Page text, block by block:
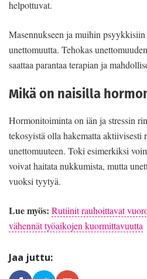
helpottuvat.
Masennukseen ja muihin
unettomuutta. Tehokas
saattaa parantaa terapian ja
Mikä on naisilla
Hormonitoiminta on iän ja stressin
tekosyistä olla hakematta aktiivisesti
unettomuuteen. Toki esimerkiksi
voivat haitata nukkumista, mutta
vuoksi tyytyä.
Lue myös: Rutiinit rauhoittavat
vähennät työaikojen kuormittavuutta